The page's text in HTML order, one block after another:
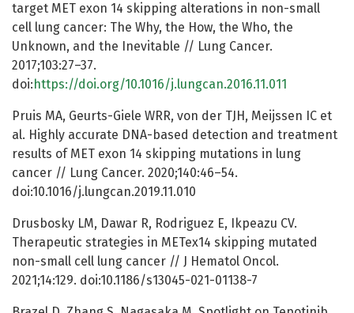
target MET exon 14 skipping alterations in non-small
cell lung cancer: The Why, the How, the Who, the
Unknown, and the Inevitable // Lung Cancer.
2017;103:27–37.
doi: https://doi.org/10.1016/j.lungcan.2016.11.011
Pruis MA, Geurts-Giele WRR, von der TJH, Meijssen IC et
al. Highly accurate DNA-based detection and treatment
results of MET exon 14 skipping mutations in lung
cancer // Lung Cancer. 2020;140:46–54.
doi:10.1016/j.lungcan.2019.11.010
Drusbosky LM, Dawar R, Rodriguez E, Ikpeazu CV.
Therapeutic strategies in METex14 skipping mutated
non-small cell lung cancer // J Hematol Oncol.
2021;14:129. doi:10.1186/s13045-021-01138-7